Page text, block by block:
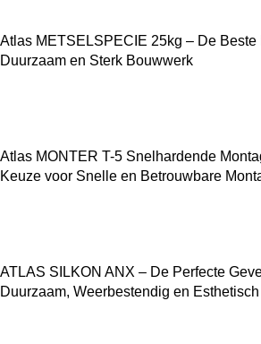
Atlas METSELSPECIE 25kg – De
Duurzaam en Sterk Bouwwerk
Atlas MONTER T-5 Snelhardende
Keuze voor Snelle en Betrouwbare
ATLAS SILKON ANX – De Perfecte
Duurzaam, Weerbestendig en Esthetisch